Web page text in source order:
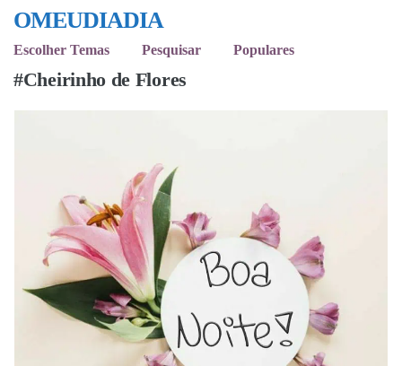
OMEUDIADIA
Escolher Temas Pesquisar Populares
#Cheirinho de Flores